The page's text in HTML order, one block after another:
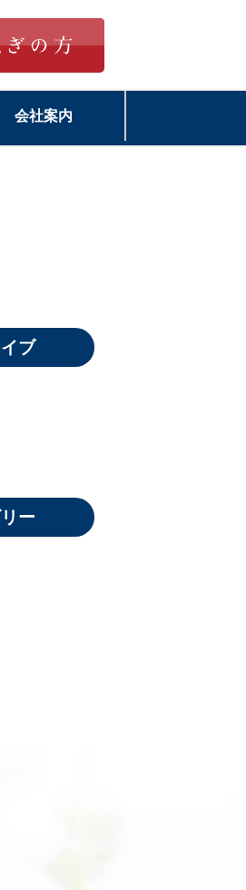
会社案内
ブ
ー